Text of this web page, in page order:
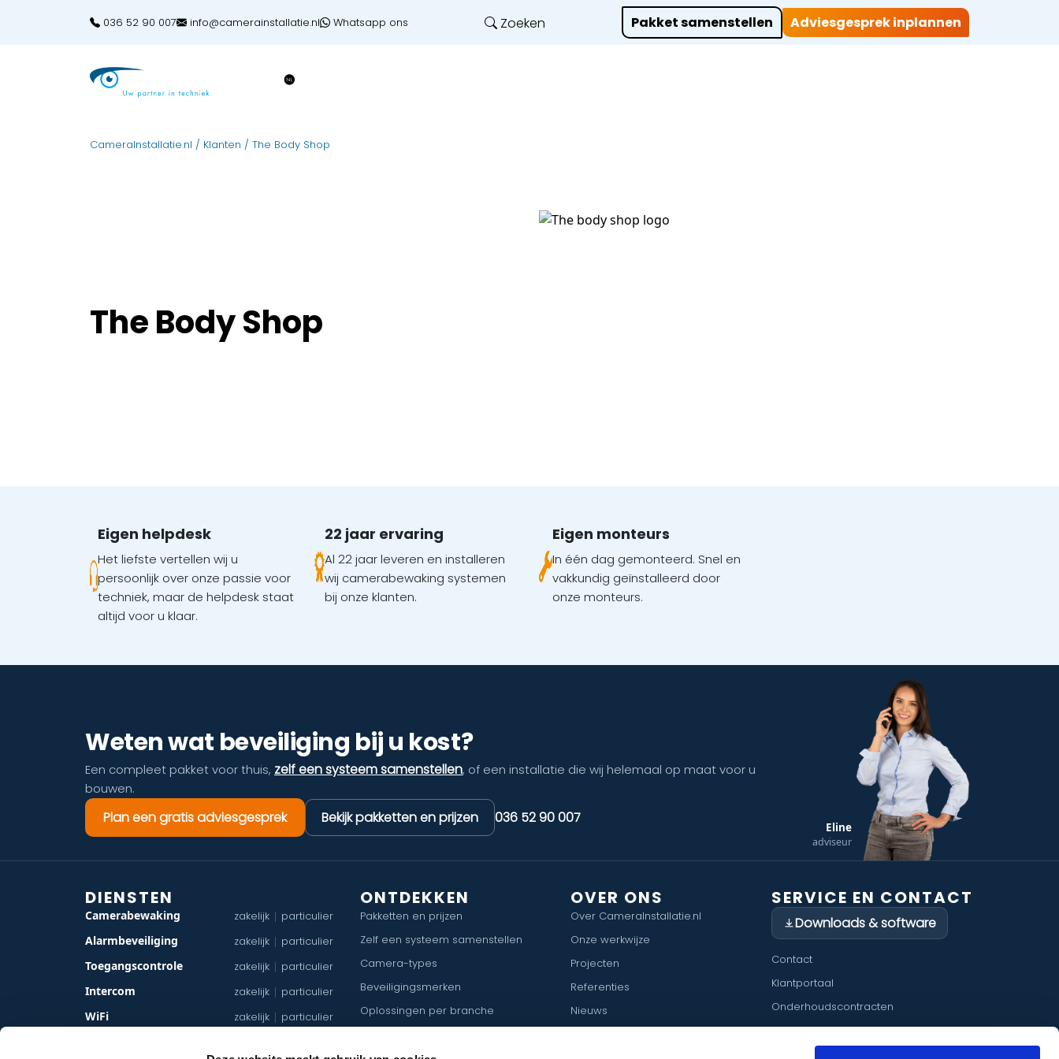
036 52 90 007 info@camerainstallatie.nl Whatsapp ons Zoeken Pakket samenstellen Adviesgesprek inplannen
CameraInstallatie.nl / Klanten / The Body Shop
The Body Shop
Eigen helpdesk
Het liefste vertellen wij u
persoonlijk over onze passie voor
techniek, maar de helpdesk staat
altijd voor u klaar.
22 jaar ervaring
Al 22 jaar leveren en installeren
wij camerabewaking systemen
bij onze klanten.
Eigen monteurs
In één dag gemonteerd. Snel en
vakkundig geïnstalleerd door
onze monteurs.
Weten wat beveiliging bij u kost?
Een compleet pakket voor thuis, zelf een systeem samenstellen, of een installatie die wij helemaal op maat voor u
bouwen.
Plan een gratis adviesgesprek Bekijk pakketten en prijzen 036 52 90 007
Eline
adviseur
DIENSTEN
Camerabewaking zakelijk | particulier
Alarmbeveiliging
zakelijk | particulier
Toegangscontrole
zakelijk | particulier
Intercom
zakelijk | particulier
WiFi
zakelijk | particulier
ONTDEKKEN
Pakketten en prijzen
Zelf een systeem samenstellen
Camera-types
Beveiligingsmerken
Oplossingen per branche
OVER ONS
Over CameraInstallatie.nl
Onze werkwijze
Projecten
Referenties
Nieuws
SERVICE EN CONTACT
Downloads & software
Contact
Klantportaal
Onderhoudscontracten
Veelgestelde vragen